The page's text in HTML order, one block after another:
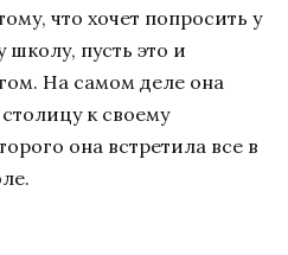
что хочет попросить у
школу, пусть это и
На самом деле она
к своему
она встретила все в